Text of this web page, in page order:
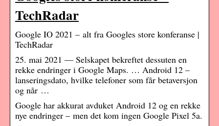
TechRadar
Google IO 2021 – alt fra Googles store konferanse |
TechRadar
25. mai 2021 — Selskapet bekreftet dessuten en
rekke endringer i Google Maps. … Android 12 –
lanseringsdato, hvilke telefoner som får betaversjon
og når …
Google har akkurat avduket Android 12 og en rekke
nye endringer – men det kom ingen Google Pixel 5a.